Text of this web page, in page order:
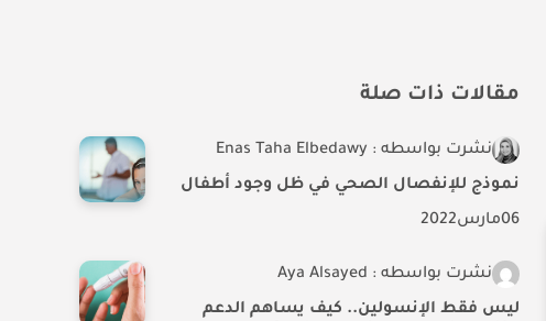
مقالات ذات صلة
نشرت بواسطه : Enas Taha Elbedawy
نموذج للإنفصال الصحي في ظل وجود أطفال
06مارس2022
نشرت بواسطه : Aya Alsayed
ليس فقط الإنسولين.. كيف يساهم الدعم